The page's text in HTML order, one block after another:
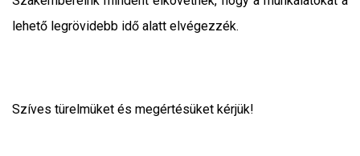
lehető legrövidebb idő alatt elvégezzék.
Szíves türelmüket és megértésüket kérjük!